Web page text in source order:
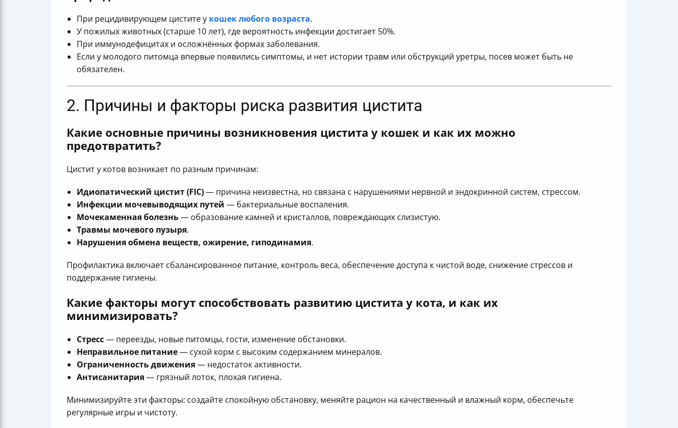
При рецидивирующем цистите у кошек любого возраста.
У пожилых животных (старше 10 лет), где вероятность инфекции достигает 50%.
При иммунодефицитах и осложнённых формах заболевания.
Если у молодого питомца впервые появились симптомы, и нет истории травм или обструкций уретры, посев может быть не
обязателен.
2. Причины и факторы риска развития цистита
Какие основные причины возникновения цистита у кошек и как их можно
предотвратить?
Цистит у котов возникает по разным причинам:
Идиопатический цистит (FIC)— причина неизвестна, но связана с нарушениями нервной и эндокринной систем, стрессом.
Инфекции мочевыводящих путей — бактериальные воспаления.
Мочекаменная болезнь— образование камней и кристаллов, повреждающих слизистую.
Травмы мочевого пузыря.
Нарушения обмена веществ, ожирение, гиподинамия.
Профилактика включает сбалансированное питание, контроль веса, обеспечение доступа к чистой воде, снижение стрессов и
поддержание гигиены.
Какие факторы могут способствовать развитию цистита у кота, и как их
минимизировать?
Стресс— переезды, новые питомцы, гости, изменение обстановки.
Неправильное питание— сухой корм с высоким содержанием минералов.
Ограниченность движения— недостаток активности.
Антисанитария— грязный лоток, плохая гигиена.
Минимизируйте эти факторы: создайте спокойную обстановку, меняйте рацион на качественный и влажный корм, обеспечьте
регулярные игры и чистоту.